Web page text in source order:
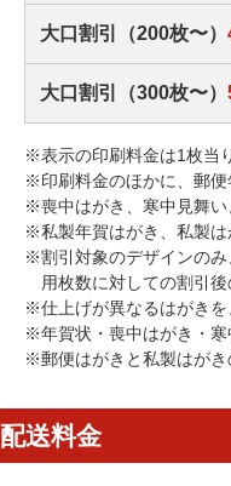
大口割引（200枚〜）
大口割引（300枚〜）
※表示の印刷料金は1枚当
※印刷料金のほかに、郵便
※喪中はがき、寒中見舞い
※私製年賀はがき、私製は
※割引対象のデザインのみ
用枚数に対しての割引
※仕上げが異なるはがきを
※年賀状・喪中はがき・寒
※郵便はがきと私製はがき
配送料金